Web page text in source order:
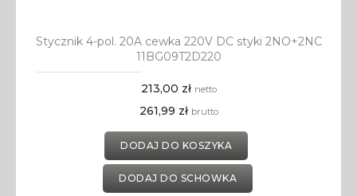
Stycznik 4-pol. 20A cewka 220V DC styki 2NO+2NC
11BG09T2D220
213,00 zł netto
261,99 zł brutto
DODAJ DO KOSZYKA
DODAJ DO SCHOWKA